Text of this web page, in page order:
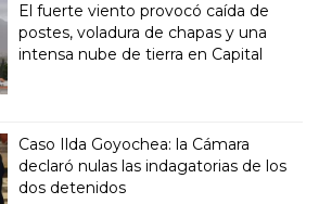
El fuerte viento provocó caída de
postes, voladura de chapas y una
intensa nube de tierra en Capital
Caso Ilda Goyochea: la Cámara
declaró nulas las indagatorias de los
dos detenidos